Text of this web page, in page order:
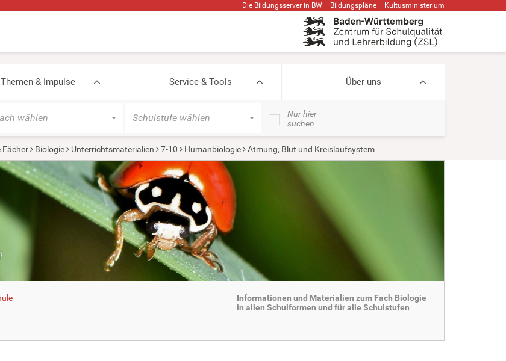
Die Bildungsserver in BW Bildungspläne Kultusministerium
Themen & Impulse Service & Tools Über uns
wählen Schulstufe wählen
Nur hier
suchen
Biologie Unterrichtsmaterialien 7-10 Humanbiologie Atmung, Blut und Kreislaufsystem
Informationen und Materialien zum Fach Biologie
in allen Schulformen und für alle Schulstufen